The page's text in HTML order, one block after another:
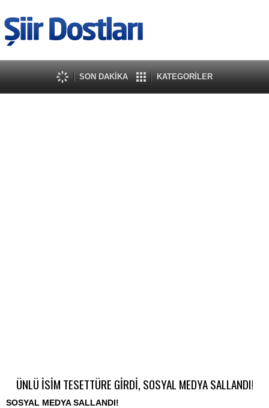
SON DAKİKA KATEGORİLER
ÜNLÜ İSİM TESETTÜRE GİRDİ, SOSYAL MEDYA SALLANDI!
SOSYAL MEDYA SALLANDI!